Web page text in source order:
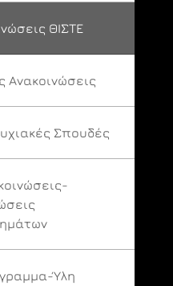
ΘΙΣΤΕ
Ανακοινώσεις
Σπουδές
Ύλη